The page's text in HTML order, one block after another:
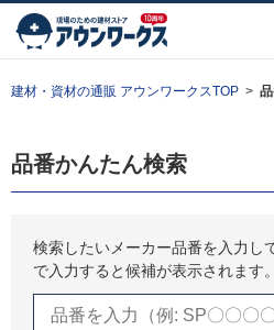
建材・資材の通販 アウンワークスTOP
品番かんたん検索
検索したいメーカー品番を入力し
で入力すると候補が表示されます。